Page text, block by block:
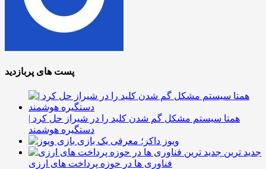
پست های پربازدید
همتا سیستم مشکل گم شدن کلید را در شیراز حل کرد |
دستگیره هوشمند
ویوز داکز؛ معرفی یک بازی
جدید ترین
فناوری ها در حوزه پرداخت های ارزی